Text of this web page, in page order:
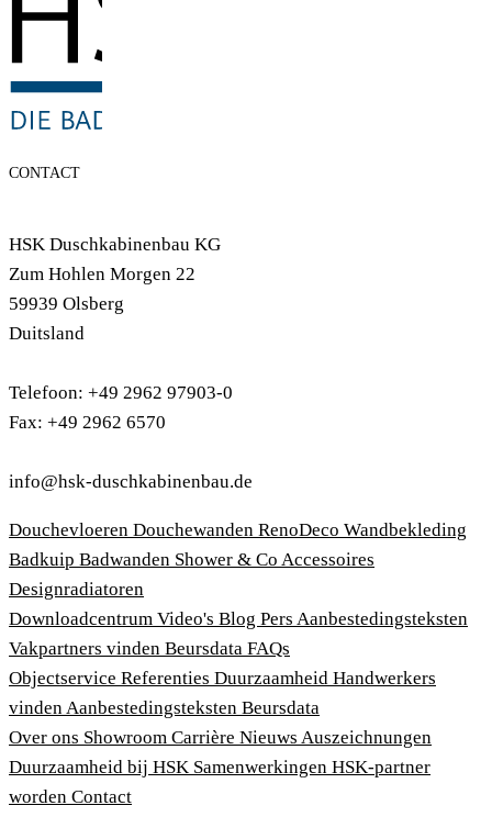
CONTACT
HSK Duschkabinenbau KG
Zum Hohlen Morgen 22
59939 Olsberg
Duitsland
Telefoon: +49 2962 97903-0
Fax: +49 2962 6570
info@hsk-duschkabinenbau.de
Douchevloeren Douchewanden RenoDeco Wandbekleding
Badkuip Badwanden Shower & Co Accessoires
Designradiatoren
Downloadcentrum Video's Blog Pers Aanbestedingsteksten
Vakpartners vinden Beursdata FAQs
Objectservice Referenties Duurzaamheid Handwerkers
vinden Aanbestedingsteksten Beursdata
Over ons Showroom Carrière Nieuws Auszeichnungen
Duurzaamheid bij HSK Samenwerkingen HSK-partner
worden Contact